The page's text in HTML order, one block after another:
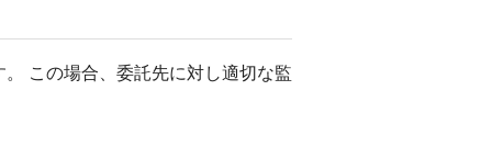
この場合、委託先に対し適切な監